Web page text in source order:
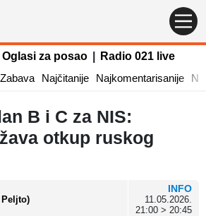
Oglasi za posao
Radio 021 live
Zabava Najčitanije Najkomentarisanije
B i C za NIS:
otkup ruskog
Peljto)
INFO
11.05.2026.
21:00 > 20:45